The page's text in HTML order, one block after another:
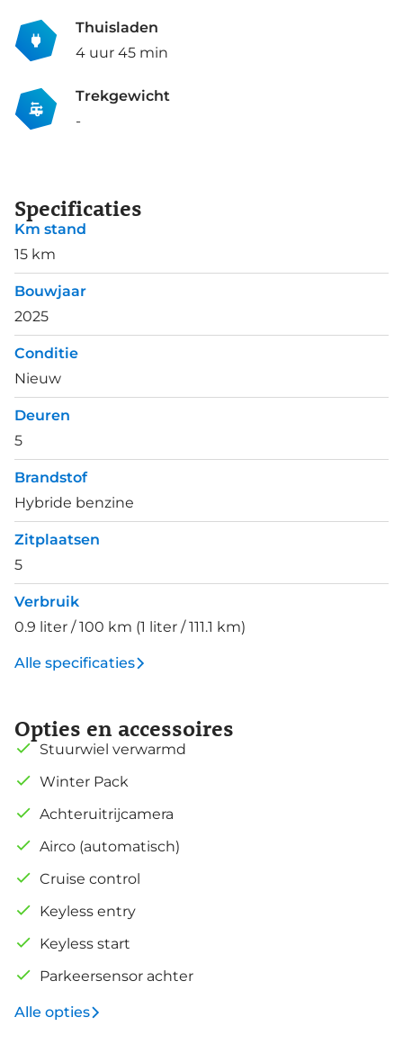
Thuisladen
4 uur 45 min
Trekgewicht
-
Specificaties
Km stand
15 km
Bouwjaar
2025
Conditie
Nieuw
Deuren
5
Brandstof
Hybride benzine
Zitplaatsen
5
Verbruik
0.9 liter / 100 km (1 liter / 111.1 km)
Alle specificaties
Opties en accessoires
Stuurwiel verwarmd
Winter Pack
Achteruitrijcamera
Airco (automatisch)
Cruise control
Keyless entry
Keyless start
Parkeersensor achter
Alle opties